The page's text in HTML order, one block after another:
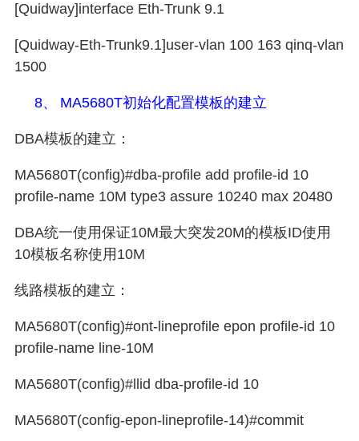
[Quidway]interface Eth-Trunk 9.1
[Quidway-Eth-Trunk9.1]user-vlan 100 163 qinq-vlan
1500
8、 MA5680T初始化配置模板的建立
DBA模板的建立：
MA5680T(config)#dba-profile add profile-id 10
profile-name 10M type3 assure 10240 max 20480
DBA统一使用保证10M最大突发20M的模板ID使用
10模板名称使用 10M
线路模板的建立：
MA5680T(config)#ont-lineprofile epon profile-id 10
profile-name line-10M
MA5680T(config)#llid dba-profile-id 10
MA5680T(config-epon-lineprofile-14)#commit